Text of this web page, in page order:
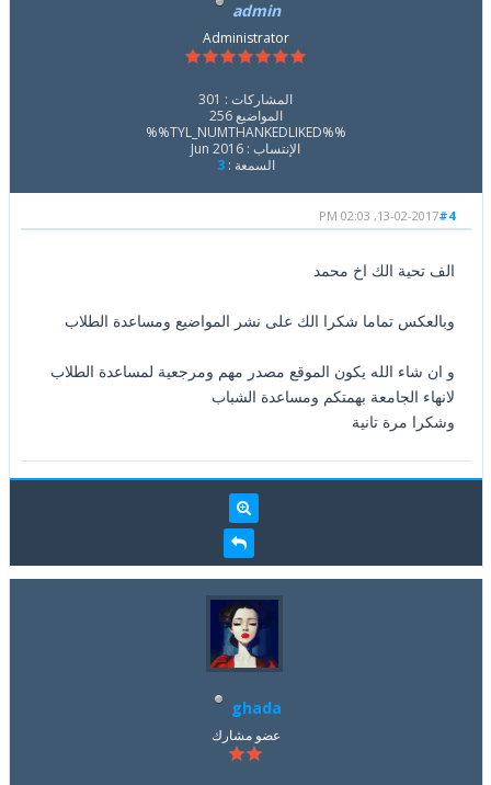
admin
Administrator
المشاركات : 301
المواضيع 256
%%TYL_NUMTHANKEDLIKED%%
الإنتساب : Jun 2016
السمعة :3
#4
13-02-2017, 02:03 PM
الف تحية الك اخ محمد
وبالعكس تماما شكرا الك على نشر المواضيع ومساعدة الطلاب
و ان شاء الله يكون الموقع مصدر مهم ومرجعية لمساعدة الطلاب
لانهاء الجامعة بهمتكم ومساعدة الشباب
وشكرا مرة تانية
ghada
عضو مشارك